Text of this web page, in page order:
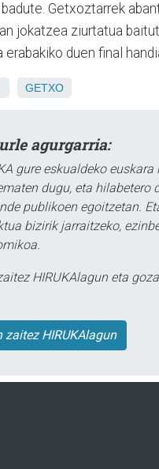
Getxoztarrek
jokatzea ziurtatua
erabakiko duen final
GETXO
agurgarria:
gure eskualdeko
dugu, eta
publikoen egoitzetan.
bizirik jarraitzeko,
HIRUKAlagun eta
zaitez HIRUKAlagun